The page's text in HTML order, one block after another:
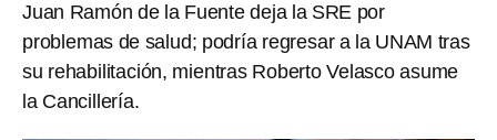
Juan Ramón de la Fuente deja la SRE por
problemas de salud; podría regresar a la UNAM tras
su rehabilitación, mientras Roberto Velasco asume
la Cancillería.